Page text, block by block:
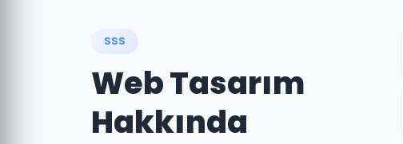
SSS
Web Tasarım
Hakkında